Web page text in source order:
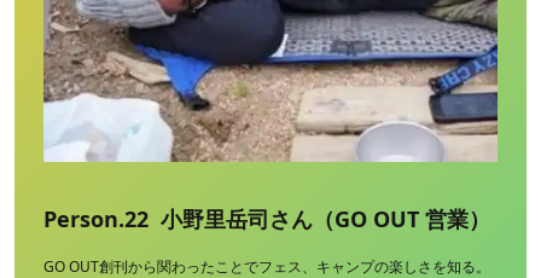
Person.22 小野里岳司さん（GO OUT 営業）
GO OUT創刊から関わったことでフェス、キャンプの楽しさを知る。